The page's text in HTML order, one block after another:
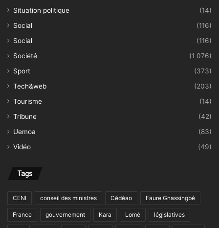
Situation politique
(14)
Social
(116)
Social
(116)
Société
(1 076)
Sport
(373)
Tech&web
(203)
Tourisme
(14)
Tribune
(42)
Uemoa
(83)
Vidéo
(49)
Tags
CENI conseil des ministres Cédéao Faure Gnassingbé
France gouvernement Kara Lomé législatives